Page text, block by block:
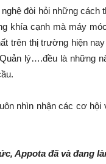
đòi hỏi những
khía cạnh mà máy
trên thị trường hiện
lý….đều là những
nhìn nhận các cơ
Appota đã và đang